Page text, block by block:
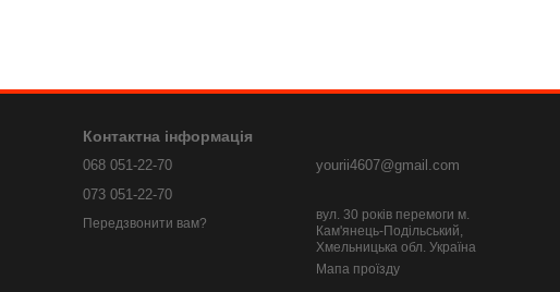
Контактна інформація
068 051-22-70
073 051-22-70
Передзвонити вам?
yourii4607@gmail.com
вул. 30 років перемоги м.
Кам'янець-Подільський,
Хмельницька обл. Україна
Мапа проїзду